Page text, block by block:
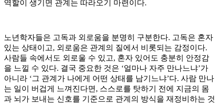
역할이 생기면 관계는 따라오기 마련이다.
노년학자들은 고독과 외로움을 분명히 구분한다. 고독은 혼자
있는 상태이고, 외로움은 관계의 질에서 비롯되는 감정이다.
사람들 속에서도 외로울 수 있고, 혼자 있어도 충분히 안정감
을 느낄 수 있다. 결국 중요한 것은 ‘얼마나 자주 만나느냐’가
아니라 ‘그 관계가 나에게 어떤 상태를 남기느냐’다. 사람 만나
는 일이 버겁게 느껴진다면, 스스로를 탓하기 전에 지금의 몸
과 뇌가 보내는 신호를 기준으로 관계의 방식을 재정비하는 것